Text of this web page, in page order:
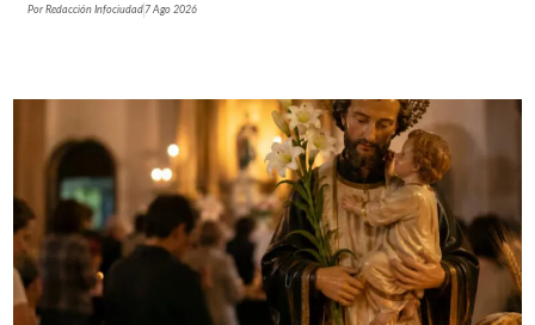
PorRedacción Infociudad 7 Ago 2026